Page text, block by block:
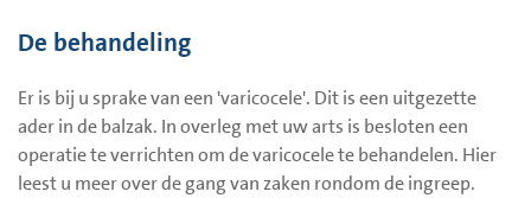
De behandeling
Er is bij u sprake van een 'varicocele'. Dit is een uitgezette
ader in de balzak. In overleg met uw arts is besloten een
operatie te verrichten om de varicocele te behandelen. Hier
leest u meer over de gang van zaken rondom de ingreep.